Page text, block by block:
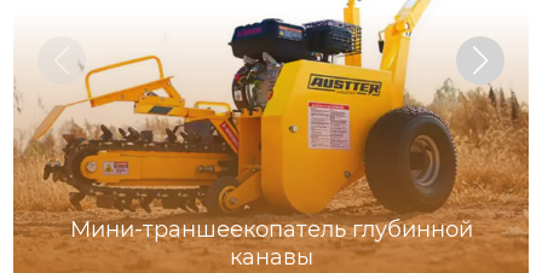
Мини-траншеекопатель глубинной
канавы